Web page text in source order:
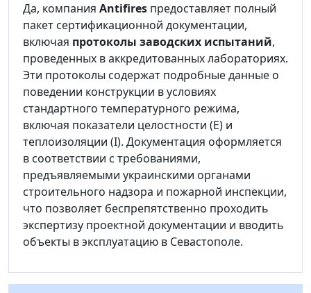
Да, компания Antifires предоставляет полный
пакет сертификационной документации,
включая протоколы заводских испытаний,
проведенных в аккредитованных лабораториях.
Эти протоколы содержат подробные данные о
поведении конструкции в условиях
стандартного температурного режима,
включая показатели целостности (E) и
теплоизоляции (I). Документация оформляется
в соответствии с требованиями,
предъявляемыми украинскими органами
строительного надзора и пожарной инспекции,
что позволяет беспрепятственно проходить
экспертизу проектной документации и вводить
объекты в эксплуатацию в Севастополе.